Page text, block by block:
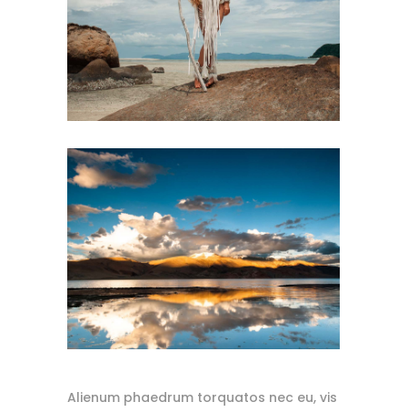
Alienum phaedrum torquatos nec eu, vis